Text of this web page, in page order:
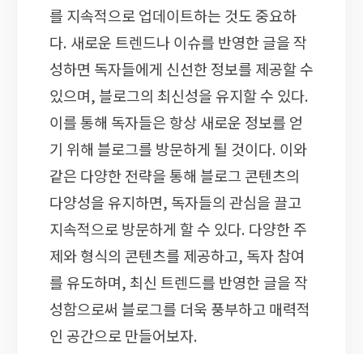
를 지속적으로 업데이트하는 것도 중요하
다. 새로운 트렌드나 이슈를 반영한 글을 작
성하면 독자들에게 신선한 정보를 제공할 수
있으며, 블로그의 최신성을 유지할 수 있다.
이를 통해 독자들은 항상 새로운 정보를 얻
기 위해 블로그를 방문하게 될 것이다. 이와
같은 다양한 전략을 통해 블로그 콘텐츠의
다양성을 유지하면, 독자들의 관심을 끌고
지속적으로 방문하게 할 수 있다. 다양한 주
제와 형식의 콘텐츠를 제공하고, 독자 참여
를 유도하며, 최신 트렌드를 반영한 글을 작
성함으로써 블로그를 더욱 풍부하고 매력적
인 공간으로 만들어보자.